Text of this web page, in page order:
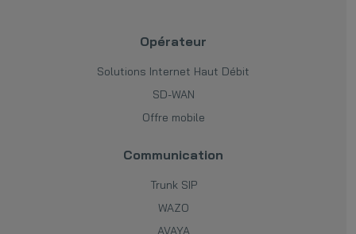
Opérateur
Solutions Internet Haut Débit
SD-WAN
Offre mobile
Communication
Trunk SIP
WAZO
AVAYA